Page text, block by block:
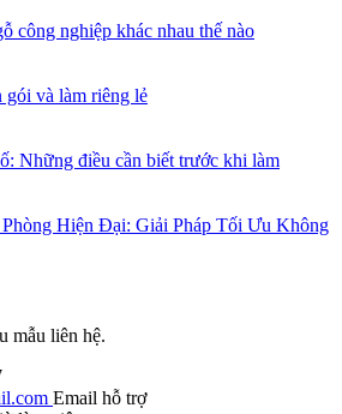
công nghiệp khác nhau thế nào
gói và làm riêng lẻ
Những điều cần biết trước khi làm
Hiện Đại: Giải Pháp Tối Ưu Không
mẫu liên hệ.
Email hỗ trợ